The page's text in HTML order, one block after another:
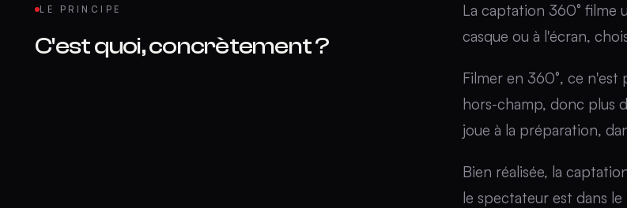
LE PRINCIPE
C'est quoi, concrètement ?
La captation 360° filme
casque ou à l'écran,
Filmer en 360°, ce n'est
hors-champ, donc plus
joue à la préparation,
Bien réalisée, la
le spectateur est dans